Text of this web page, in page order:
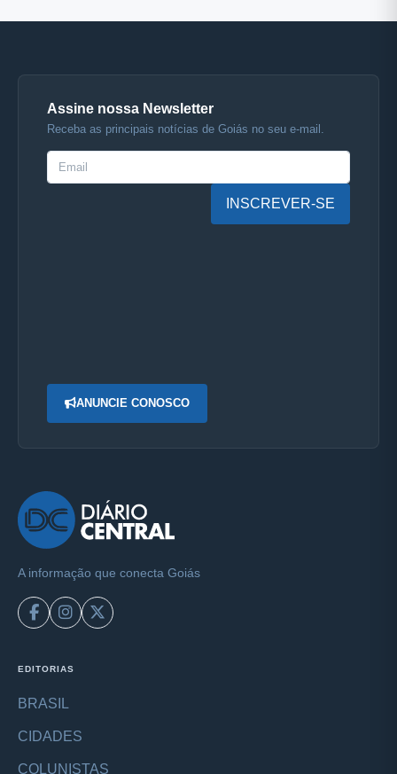
Assine nossa Newsletter
Receba as principais notícias de Goiás no seu e-mail.
INSCREVER-SE
ANUNCIE CONOSCO
A informação que conecta Goiás
EDITORIAS
BRASIL
CIDADES
COLUNISTAS